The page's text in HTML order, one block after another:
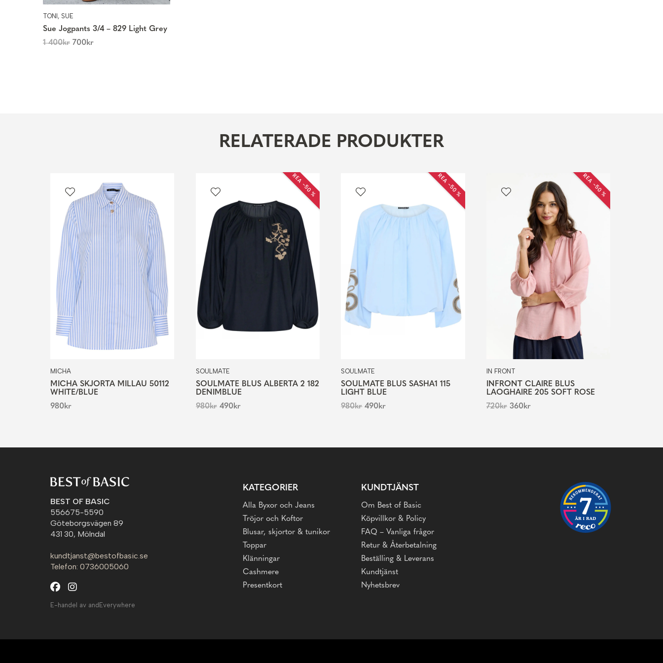
TONI, SUE
Sue Jogpants 3/4 – 829 Light Grey
1 400kr 700kr
RELATERADE PRODUKTER
MICHA
MICHA SKJORTA MILLAU 50112
WHITE/BLUE
980kr
REA −50 %
SOULMATE
SOULMATE BLUS ALBERTA 2 182
DENIMBLUE
980kr 490kr
REA −50 %
SOULMATE
SOULMATE BLUS SASHA1 115
LIGHT BLUE
980kr 490kr
REA −50 %
IN FRONT
INFRONT CLAIRE BLUS
LAOGHAIRE 205 SOFT ROSE
720kr 360kr
BEST OF BASIC
556675-5590
Göteborgsvägen 89
431 30, Mölndal
kundtjanst@bestofbasic.se
Telefon: 0736005060
E-handel av andEverywhere
KATEGORIER
Alla Byxor och Jeans
Tröjor och Koftor
Blusar, skjortor & tunikor
Toppar
Klänningar
Cashmere
Presentkort
KUNDTJÄNST
Om Best of Basic
Köpvillkor & Policy
FAQ – Vanliga frågor
Retur & Återbetalning
Beställing & Leverans
Kundtjänst
Nyhetsbrev